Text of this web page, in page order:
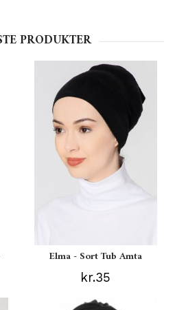
PRODUKTER
Elma - Sort Tub Amta
kr.35